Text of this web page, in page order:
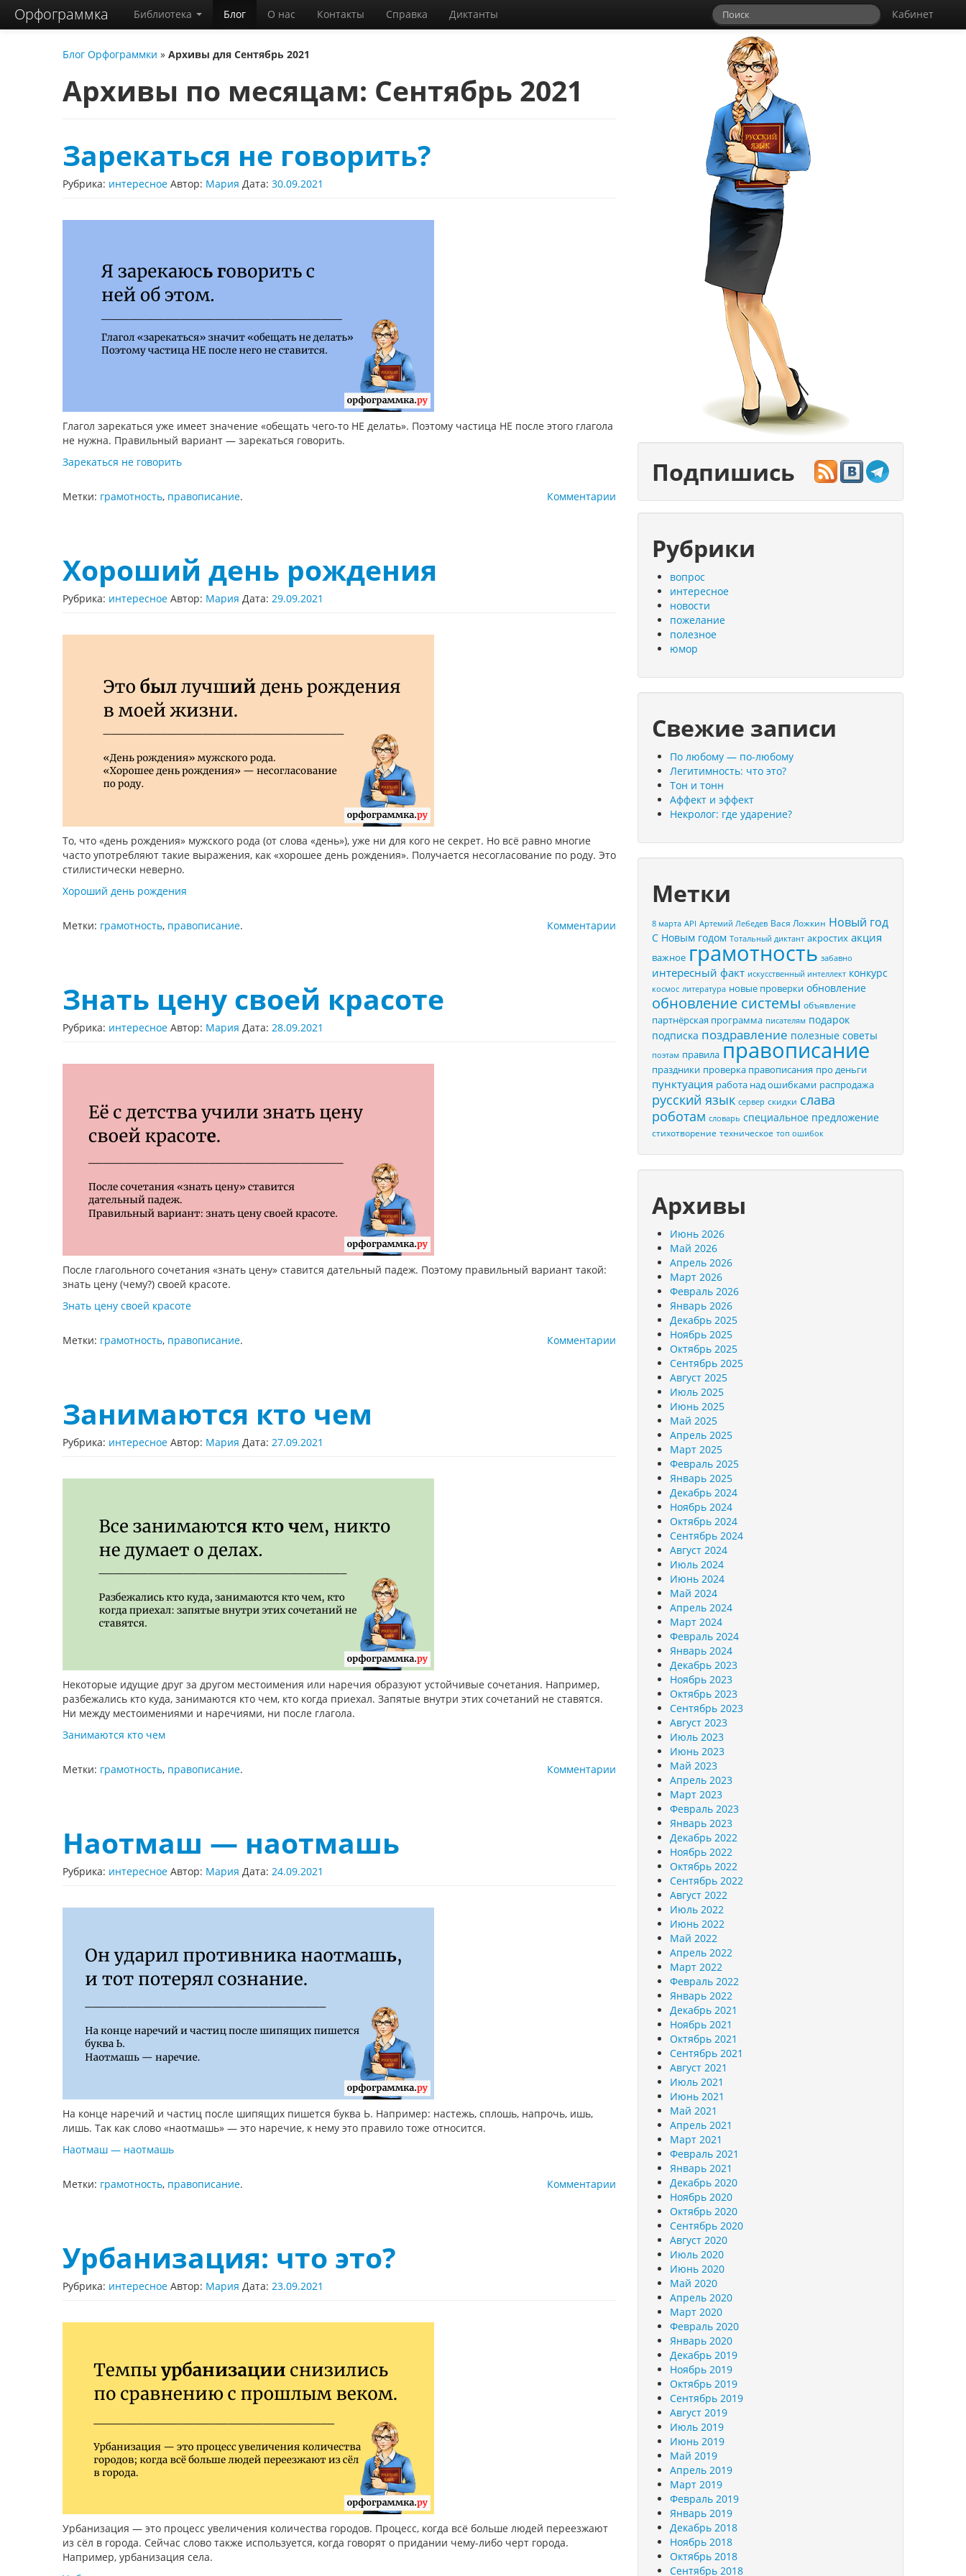
Орфограммка Кабинет
Библиотека Блог О нас Контакты Справка Диктанты
Блог Орфограммки » Архивы для Сентябрь 2021
Архивы по месяцам: Сентябрь 2021
Зарекаться не говорить?
Рубрика: интересное Автор: Мария Дата: 30.09.2021
Глагол зарекаться уже имеет значение «обещать чего-то НЕ делать». Поэтому частица НЕ после этого глагола
не нужна. Правильный вариант — зарекаться говорить.
Зарекаться не говорить
Комментарии
Метки: грамотность, правописание.
Хороший день рождения
Рубрика: интересное Автор: Мария Дата: 29.09.2021
То, что «день рождения» мужского рода (от слова «день»), уже ни для кого не секрет. Но всё равно многие
часто употребляют такие выражения, как «хорошее день рождения». Получается несогласование по роду. Это
стилистически неверно.
Хороший день рождения
Комментарии
Метки: грамотность, правописание.
Знать цену своей красоте
Рубрика: интересное Автор: Мария Дата: 28.09.2021
После глагольного сочетания «знать цену» ставится дательный падеж. Поэтому правильный вариант такой:
знать цену (чему?) своей красоте.
Знать цену своей красоте
Комментарии
Метки: грамотность, правописание.
Занимаются кто чем
Рубрика: интересное Автор: Мария Дата: 27.09.2021
Некоторые идущие друг за другом местоимения или наречия образуют устойчивые сочетания. Например,
разбежались кто куда, занимаются кто чем, кто когда приехал. Запятые внутри этих сочетаний не ставятся.
Ни между местоимениями и наречиями, ни после глагола.
Занимаются кто чем
Комментарии
Метки: грамотность, правописание.
Наотмаш — наотмашь
Рубрика: интересное Автор: Мария Дата: 24.09.2021
На конце наречий и частиц после шипящих пишется буква Ь. Например: настежь, сплошь, напрочь, ишь,
лишь. Так как слово «наотмашь» — это наречие, к нему это правило тоже относится.
Наотмаш — наотмашь
Комментарии
Метки: грамотность, правописание.
Урбанизация: что это?
Рубрика: интересное Автор: Мария Дата: 23.09.2021
Урбанизация — это процесс увеличения количества городов. Процесс, когда всё больше людей переезжают
из сёл в города. Сейчас слово также используется, когда говорят о придании чему-либо черт города.
Например, урбанизация села.
Подпишись
Рубрики
вопрос
интересное
новости
пожелание
полезное
юмор
Свежие записи
По любому — по-любому
Легитимность: что это?
Тон и тонн
Аффект и эффект
Некролог: где ударение?
Метки
8 марта API Артемий Лебедев Вася Ложкин Новый год
С Новым годом Тотальный диктант акростих акция
важное грамотность забавно
интересный факт искусственный интеллект конкурс
космос литература новые проверки обновление
обновление системы объявление
партнёрская программа писателям подарок
подписка поздравление полезные советы
поэтам правила правописание
праздники проверка правописания про деньги
пунктуация работа над ошибками распродажа
русский язык сервер скидки слава
роботам словарь специальное предложение
стихотворение техническое топ ошибок
Архивы
Июнь 2026
Май 2026
Апрель 2026
Март 2026
Февраль 2026
Январь 2026
Декабрь 2025
Ноябрь 2025
Октябрь 2025
Сентябрь 2025
Август 2025
Июль 2025
Июнь 2025
Май 2025
Апрель 2025
Март 2025
Февраль 2025
Январь 2025
Декабрь 2024
Ноябрь 2024
Октябрь 2024
Сентябрь 2024
Август 2024
Июль 2024
Июнь 2024
Май 2024
Апрель 2024
Март 2024
Февраль 2024
Январь 2024
Декабрь 2023
Ноябрь 2023
Октябрь 2023
Сентябрь 2023
Август 2023
Июль 2023
Июнь 2023
Май 2023
Апрель 2023
Март 2023
Февраль 2023
Январь 2023
Декабрь 2022
Ноябрь 2022
Октябрь 2022
Сентябрь 2022
Август 2022
Июль 2022
Июнь 2022
Май 2022
Апрель 2022
Март 2022
Февраль 2022
Январь 2022
Декабрь 2021
Ноябрь 2021
Октябрь 2021
Сентябрь 2021
Август 2021
Июль 2021
Июнь 2021
Май 2021
Апрель 2021
Март 2021
Февраль 2021
Январь 2021
Декабрь 2020
Ноябрь 2020
Октябрь 2020
Сентябрь 2020
Август 2020
Июль 2020
Июнь 2020
Май 2020
Апрель 2020
Март 2020
Февраль 2020
Январь 2020
Декабрь 2019
Ноябрь 2019
Октябрь 2019
Сентябрь 2019
Август 2019
Июль 2019
Июнь 2019
Май 2019
Апрель 2019
Март 2019
Февраль 2019
Январь 2019
Декабрь 2018
Ноябрь 2018
Октябрь 2018
Сентябрь 2018